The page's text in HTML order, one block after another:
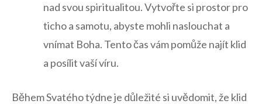
nad ‍svou spiritualitou. Vytvořte si prostor⁢ pro
ticho a samotu, abyste mohli ​naslouchat a
vnímat Boha.‍ Tento ⁣čas vám pomůže najít klid
a posílit vaší víru.
Během Svatého ⁢týdne je důležité si ⁢uvědomit, že klid